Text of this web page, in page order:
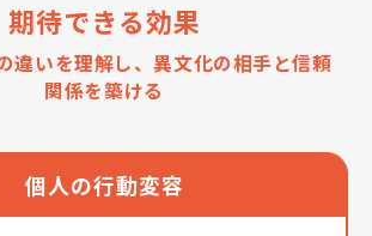
期待できる効果
違いを理解し、異文化の相手と信頼
関係を築ける
個人の行動変容